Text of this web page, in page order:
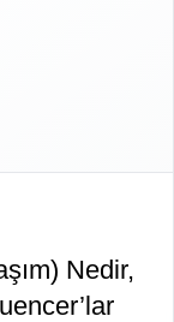
Nedir,